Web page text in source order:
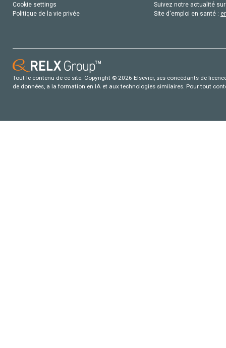
Cookie settings
Politique de la vie privée
Suivez notre actualité
Site d'emploi en santé :
Tout le contenu de ce site: Copyright © 2026 Elsevier, ses concédants de
de données, a la formation en IA et aux technologies similaires. Pour tout